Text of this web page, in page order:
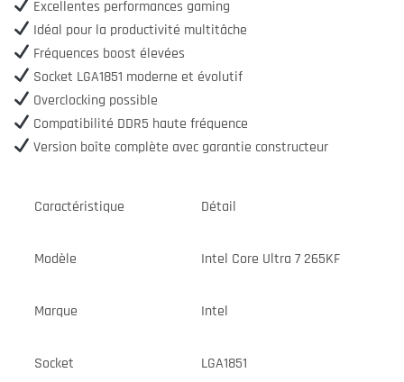
Excellentes performances gaming
Idéal pour la productivité multitâche
Fréquences boost élevées
Socket LGA1851 moderne et évolutif
Overclocking possible
Compatibilité DDR5 haute fréquence
Version boîte complète avec garantie constructeur
Caractéristique Détail
Modèle Intel Core Ultra 7 265KF
Marque Intel
Socket LGA1851